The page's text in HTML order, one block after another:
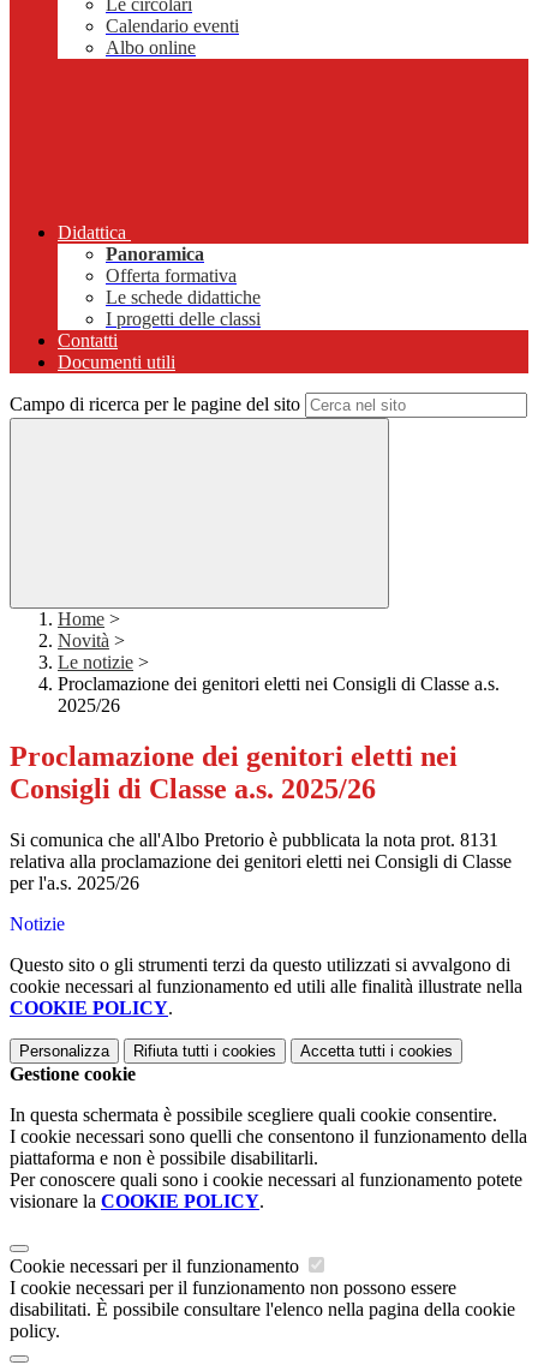
Le circolari
Calendario eventi
Albo online
Didattica
Panoramica
Offerta formativa
Le schede didattiche
I progetti delle classi
Contatti
Documenti utili
Campo di ricerca per le pagine del sito
Home >
Novità >
Le notizie >
Proclamazione dei genitori eletti nei Consigli di Classe a.s.
2025/26
Proclamazione dei genitori eletti nei
Consigli di Classe a.s. 2025/26
Si comunica che all'Albo Pretorio è pubblicata la nota prot. 8131
relativa alla proclamazione dei genitori eletti nei Consigli di Classe
per l'a.s. 2025/26
Notizie
Questo sito o gli strumenti terzi da questo utilizzati si avvalgono di
cookie necessari al funzionamento ed utili alle finalità illustrate nella
COOKIE POLICY.
Personalizza Rifiuta tutti i cookies Accetta tutti i cookies
Gestione cookie
In questa schermata è possibile scegliere quali cookie consentire.
I cookie necessari sono quelli che consentono il funzionamento della
piattaforma e non è possibile disabilitarli.
Per conoscere quali sono i cookie necessari al funzionamento potete
visionare la COOKIE POLICY.
Cookie necessari per il funzionamento
I cookie necessari per il funzionamento non possono essere
disabilitati. È possibile consultare l'elenco nella pagina della cookie
policy.